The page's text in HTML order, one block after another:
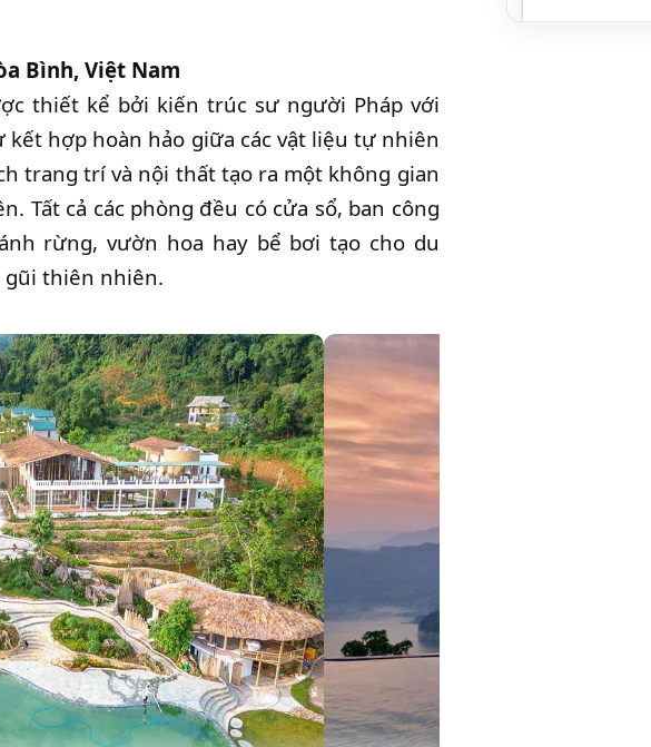
Bình, Việt Nam
thiết kể bởi kiến trúc sư người Pháp với
hợp hoàn hảo giữa các vật liệu tự nhiên
trang trí và nội thất tạo ra một không gian
Tất cả các phòng đều có cửa sổ, ban công
rừng, vườn hoa hay bể bơi tạo cho du
gũi thiên nhiên.